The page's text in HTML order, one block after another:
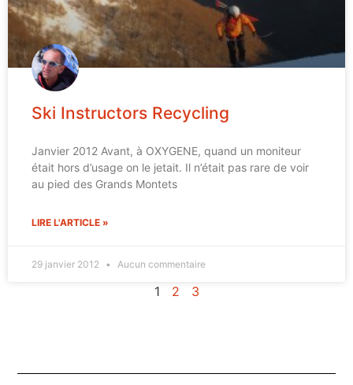
Ski Instructors Recycling
Janvier 2012 Avant, à OXYGENE, quand un moniteur
était hors d’usage on le jetait. Il n’était pas rare de voir
au pied des Grands Montets
LIRE L'ARTICLE »
29 janvier 2012 Aucun commentaire
1 2 3